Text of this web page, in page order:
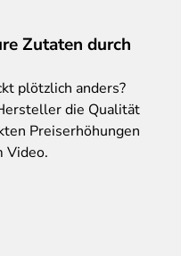
Zutaten durch
plötzlich anders?
die Qualität
Preiserhöhungen
Video.